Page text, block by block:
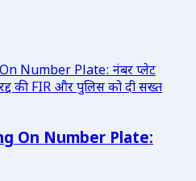
On Number Plate: